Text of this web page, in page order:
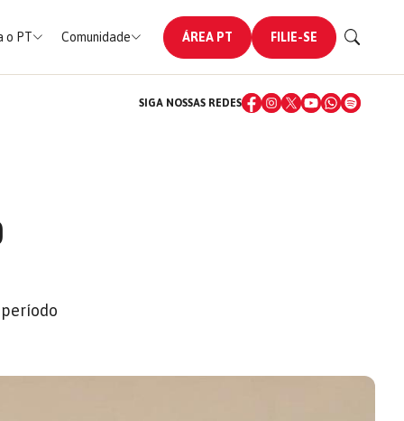
o PT Comunidade ÁREA PT FILIE-SE
SIGA NOSSAS REDES